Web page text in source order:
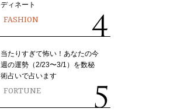
ディネート
FASHION
当たりすぎて怖い！あなたの今
週の運勢（2/23〜3/1）を数秘
術占いで占います
FORTUNE